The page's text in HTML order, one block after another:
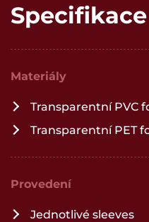
Specifikace
Materiály
Transparentní PVC
Transparentní PET
Provedení
Jednotlivé sleeves